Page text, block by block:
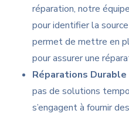
réparation, notre
pour identifier la
permet de mettre en
pour assurer une
Réparations Durable
pas de solutions
s’engagent à fournir